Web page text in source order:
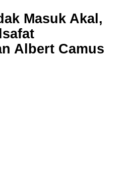
Masuk Akal,
Albert Camus